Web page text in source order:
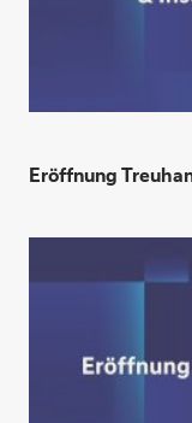
Eröffnung